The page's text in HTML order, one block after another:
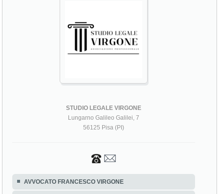
STUDIO LEGALE VIRGONE
Lungarno Galileo Galilei, 7
56125 Pisa (PI)
AVVOCATO FRANCESCO VIRGONE